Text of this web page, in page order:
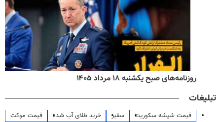
روزنامه‌های صبح یکشنبه ۱۸ مرداد ۱۴۰۵
تبلیغات
قیمت شیشه سکوریت سفیر خرید طلای آب شده
قیمت موکت